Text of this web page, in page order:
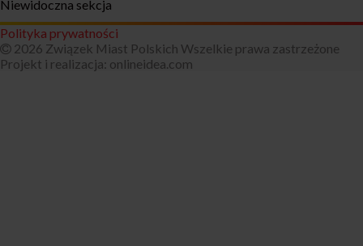
Niewidoczna sekcja
Polityka prywatności
2026 Związek Miast Polskich Wszelkie prawa zastrzeżone
Projekt i realizacja: onlineidea.com